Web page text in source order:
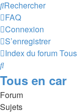
Rechercher
FAQ
Connexion
S’enregistrer
Index du forum
Rechercher
Tous en car
Forum
Sujets